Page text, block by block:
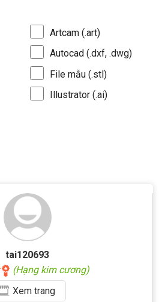
Artcam (.art)
Autocad (.dxf, .dwg)
File mẫu (.stl)
Illustrator (.ai)
tai120693
(Hạng kim cương)
Xemtrang